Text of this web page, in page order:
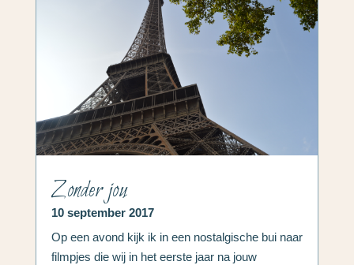
Zonder jou
10 september 2017
Op een avond kijk ik in een nostalgische bui naar
filmpjes die wij in het eerste jaar na jouw